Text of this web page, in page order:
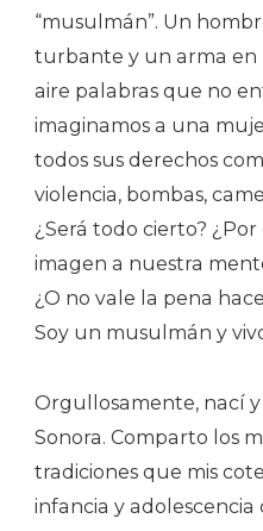
“musulmán”. Un
turbante y un arma en
aire palabras que no
imaginamos a una
todos sus derechos
violencia, bombas,
¿Será todo cierto?
imagen a nuestra
¿O no vale la pena
Soy un musulmán y
Orgullosamente, nací
Sonora. Comparto los
tradiciones que mis
infancia y